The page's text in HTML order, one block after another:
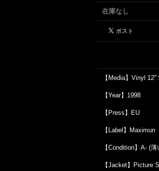
在庫なし
【Media】Vinyl 12''
【Year】1998
【Press】EU
【Label】Maximun
【Condition】A- (
【Jacket】Picture